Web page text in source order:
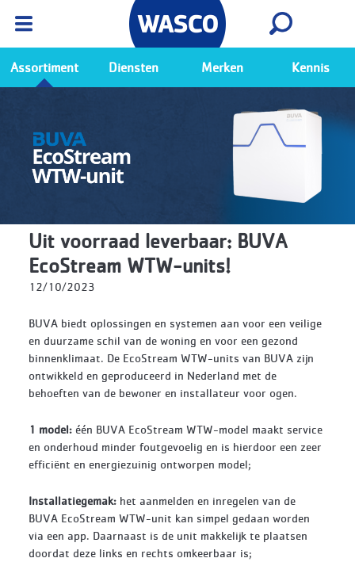
Ga naar de Wasco app
Bekijk
Assortiment Diensten Merken Kennis
Uit voorraad leverbaar: BUVA
EcoStream WTW-units!
12/10/2023
BUVA biedt oplossingen en systemen aan voor een veilige
en duurzame schil van de woning en voor een gezond
binnenklimaat. De EcoStream WTW-units van BUVA zijn
ontwikkeld en geproduceerd in Nederland met de
behoeften van de bewoner en installateur voor ogen.
1 model: één BUVA EcoStream WTW-model maakt service
en onderhoud minder foutgevoelig en is hierdoor een zeer
efficiënt en energiezuinig ontworpen model;
Installatiegemak: het aanmelden en inregelen van de
BUVA EcoStream WTW-unit kan simpel gedaan worden
via een app. Daarnaast is de unit makkelijk te plaatsen
doordat deze links en rechts omkeerbaar is;